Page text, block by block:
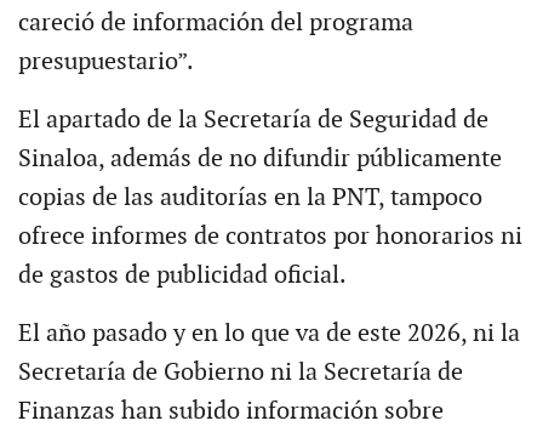
careció de información del programa
presupuestario”.
El apartado de la Secretaría de Seguridad de
Sinaloa, además de no difundir públicamente
copias de las auditorías en la PNT, tampoco
ofrece informes de contratos por honorarios ni
de gastos de publicidad oficial.
El año pasado y en lo que va de este 2026, ni la
Secretaría de Gobierno ni la Secretaría de
Finanzas han subido información sobre